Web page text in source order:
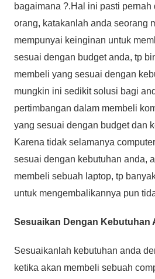
bagaimana ?.Hal ini pasti
orang, katakanlah anda seorang
mempunyai keinginan untuk
sesuai dengan budget anda, tp
membeli yang sesuai dengan
mungkin ini sedikit solusi bagi
pertimbangan dalam membeli
yang sesuai dengan budget dan
Karena tidak selamanya
sesuai dengan kebutuhan anda,
membeli sebuah laptop, tp
untuk mengembalikannya pun
Sesuaikan Dengan Kebutuhan
Sesuaikanlah kebutuhan anda
ketika akan membeli sebuah